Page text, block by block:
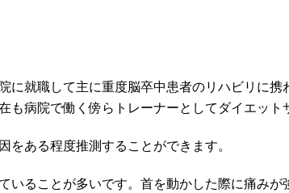
就職して主に重度脳卒中患者のリハビリに
病院で働く傍らトレーナーとしてダイエット
ある程度推測することができます。
ることが多いです。首を動かした際に痛み